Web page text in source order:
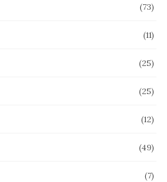
(73)
(11)
(25)
(25)
(12)
(49)
(7)